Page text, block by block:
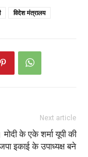
विदेश मंत्रालय
Next article
के एके शर्मा यूपी की
इकाई के उपाध्यक्ष बने